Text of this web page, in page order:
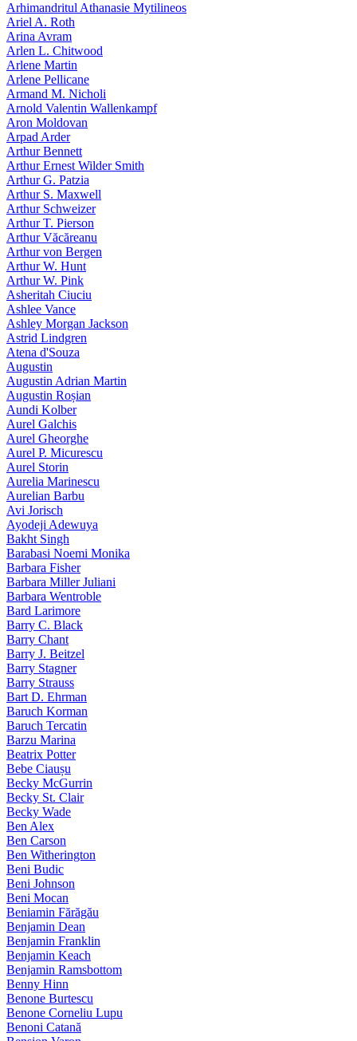
Arhimandritul Athanasie Mytilineos
Ariel A. Roth
Arina Avram
Arlen L. Chitwood
Arlene Martin
Arlene Pellicane
Armand M. Nicholi
Arnold Valentin Wallenkampf
Aron Moldovan
Arpad Arder
Arthur Bennett
Arthur Ernest Wilder Smith
Arthur G. Patzia
Arthur S. Maxwell
Arthur Schweizer
Arthur T. Pierson
Arthur Văcăreanu
Arthur von Bergen
Arthur W. Hunt
Arthur W. Pink
Asheritah Ciuciu
Ashlee Vance
Ashley Morgan Jackson
Astrid Lindgren
Atena d'Souza
Augustin
Augustin Adrian Martin
Augustin Roșian
Aundi Kolber
Aurel Galchis
Aurel Gheorghe
Aurel P. Micurescu
Aurel Storin
Aurelia Marinescu
Aurelian Barbu
Avi Jorisch
Ayodeji Adewuya
Bakht Singh
Barabasi Noemi Monika
Barbara Fisher
Barbara Miller Juliani
Barbara Wentroble
Bard Larimore
Barry C. Black
Barry Chant
Barry J. Beitzel
Barry Stagner
Barry Strauss
Bart D. Ehrman
Baruch Korman
Baruch Tercatin
Barzu Marina
Beatrix Potter
Bebe Ciaușu
Becky McGurrin
Becky St. Clair
Becky Wade
Ben Alex
Ben Carson
Ben Witherington
Beni Budic
Beni Johnson
Beni Mocan
Beniamin Fărăgău
Benjamin Dean
Benjamin Franklin
Benjamin Keach
Benjamin Ramsbottom
Benny Hinn
Benone Burtescu
Benone Corneliu Lupu
Benoni Catană